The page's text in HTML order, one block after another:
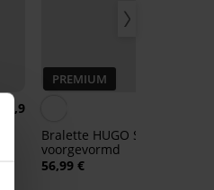
4,9
PREMIUM
Bralette HUGO Shadow
voorgevormd
56,99 €